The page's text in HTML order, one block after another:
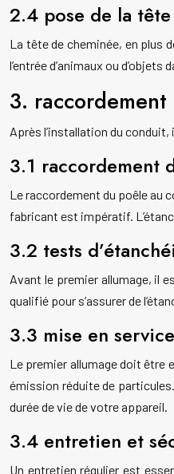
2.4 pose de la
La tête de cheminée, en plus
l’entrée d’animaux ou
3.
Après l’installation du
3.1 raccordement
Le raccordement du poêle au
fabricant est impératif.
3.2 tests
Avant le premier allumage, il
qualifié pour s’assurer de
3.3 mise en
Le premier allumage doit être
émission réduite de
durée de vie de votre appareil.
3.4 entretien et
Un entretien régulier est